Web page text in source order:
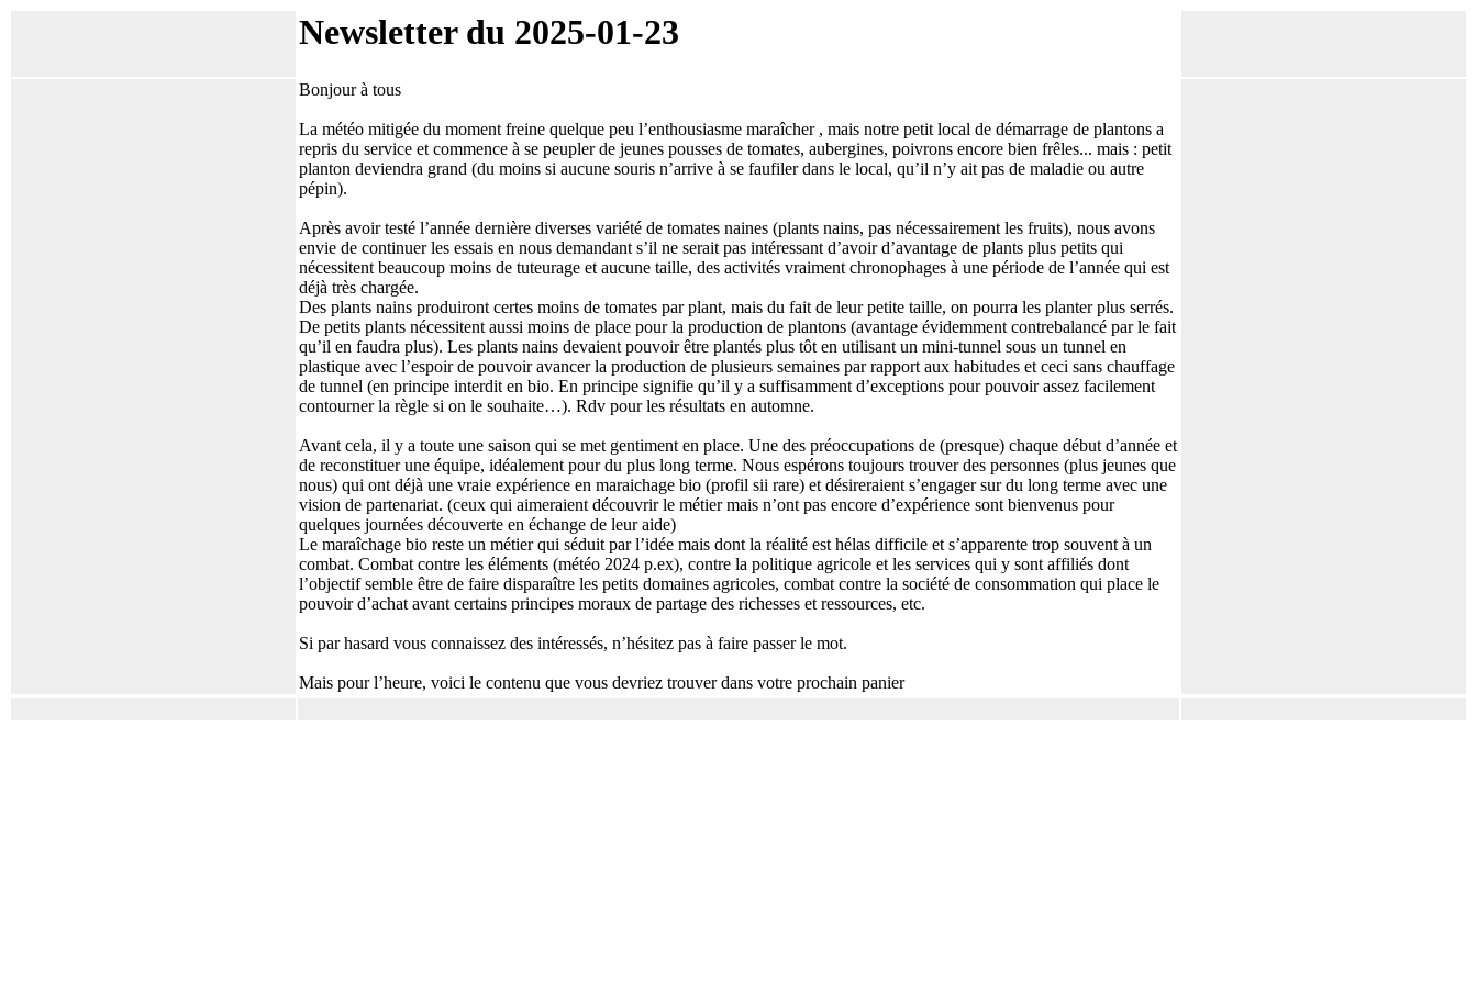
Newsletter du 2025-01-23
Bonjour à tous
La météo mitigée du moment freine quelque peu l’enthousiasme maraîcher , mais notre petit local de démarrage de plantons a
repris du service et commence à se peupler de jeunes pousses de tomates, aubergines, poivrons encore bien frêles... mais : petit
planton deviendra grand (du moins si aucune souris n’arrive à se faufiler dans le local, qu’il n’y ait pas de maladie ou autre
pépin).
Après avoir testé l’année dernière diverses variété de tomates naines (plants nains, pas nécessairement les fruits), nous avons
envie de continuer les essais en nous demandant s’il ne serait pas intéressant d’avoir d’avantage de plants plus petits qui
nécessitent beaucoup moins de tuteurage et aucune taille, des activités vraiment chronophages à une période de l’année qui est
déjà très chargée.
Des plants nains produiront certes moins de tomates par plant, mais du fait de leur petite taille, on pourra les planter plus serrés.
De petits plants nécessitent aussi moins de place pour la production de plantons (avantage évidemment contrebalancé par le fait
qu’il en faudra plus). Les plants nains devaient pouvoir être plantés plus tôt en utilisant un mini-tunnel sous un tunnel en
plastique avec l’espoir de pouvoir avancer la production de plusieurs semaines par rapport aux habitudes et ceci sans chauffage
de tunnel (en principe interdit en bio. En principe signifie qu’il y a suffisamment d’exceptions pour pouvoir assez facilement
contourner la règle si on le souhaite…). Rdv pour les résultats en automne.
Avant cela, il y a toute une saison qui se met gentiment en place. Une des préoccupations de (presque) chaque début d’année et
de reconstituer une équipe, idéalement pour du plus long terme. Nous espérons toujours trouver des personnes (plus jeunes que
nous) qui ont déjà une vraie expérience en maraichage bio (profil sii rare) et désireraient s’engager sur du long terme avec une
vision de partenariat. (ceux qui aimeraient découvrir le métier mais n’ont pas encore d’expérience sont bienvenus pour
quelques journées découverte en échange de leur aide)
Le maraîchage bio reste un métier qui séduit par l’idée mais dont la réalité est hélas difficile et s’apparente trop souvent à un
combat. Combat contre les éléments (météo 2024 p.ex), contre la politique agricole et les services qui y sont affiliés dont
l’objectif semble être de faire disparaître les petits domaines agricoles, combat contre la société de consommation qui place le
pouvoir d’achat avant certains principes moraux de partage des richesses et ressources, etc.
Si par hasard vous connaissez des intéressés, n’hésitez pas à faire passer le mot.
Mais pour l’heure, voici le contenu que vous devriez trouver dans votre prochain panier